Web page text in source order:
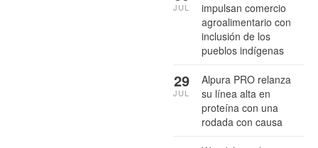
impulsan comercio
agroalimentario con
inclusión de los
pueblos indígenas
JUL
Alpura PRO relanza
su línea alta en
proteína con una
rodada con causa
29
JUL